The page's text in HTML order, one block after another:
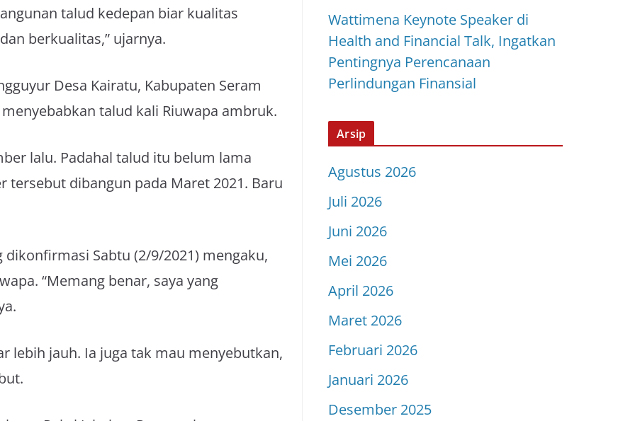
talud kedepan biar kualitas
berkualitas,” ujarnya.
Desa Kairatu, Kabupaten Seram
talud kali Riuwapa ambruk.
lalu. Padahal talud itu belum lama
tersebut dibangun pada Maret 2021. Baru
Sabtu (2/9/2021) mengaku,
“Memang benar, saya yang
lebih jauh. Ia juga tak mau menyebutkan,
Wattimena Keynote Speaker di
Health and Financial Talk, Ingatkan
Pentingnya Perencanaan
Perlindungan Finansial
Arsip
Agustus 2026
Juli 2026
Juni 2026
Mei 2026
April 2026
Maret 2026
Februari 2026
Januari 2026
Desember 2025